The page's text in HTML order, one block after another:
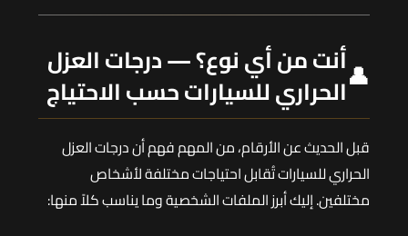
👤أنت من أي نوع؟ — درجات العزل
الحراري للسيارات حسب الاحتياج
قبل الحديث عن الأرقام، من المهم فهم أن درجات العزل
الحراري للسيارات تُقابل احتياجات مختلفة لأشخاص
مختلفين. إليك أبرز الملفات الشخصية وما يناسب كلاً منها: